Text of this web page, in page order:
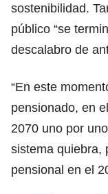
sostenibilidad.
público “se
descalabro de
“En este
pensionado, en
2070 uno por
sistema quiebra,
pensional en el